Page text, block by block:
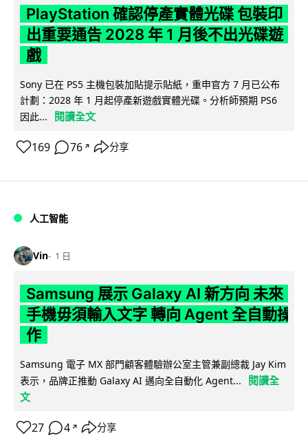
PlayStation 確認停產實體光碟 包裝印
出重要通告 2028 年 1 月後不出光碟遊
戲
Sony 已在 PS5 主機包裝加貼提示貼紙，重申官方 7 月已公布
計劃：2028 年 1 月起停產新遊戲實體光碟。分析師預期 PS6
因此...
閱讀全文
169 76 ↗ 分享
人工智能
Vin 1 日
Samsung 展示 Galaxy AI 新方向 未來
手機毋須輸入文字 轉向 Agent 全自動操
作
Samsung 電子 MX 部門顧客體驗辦公室主管兼副總裁 Jay Kim
表示，品牌正推動 Galaxy AI 邁向全自動化 Agent...
閱讀全
文
27 4 ↗ 分享